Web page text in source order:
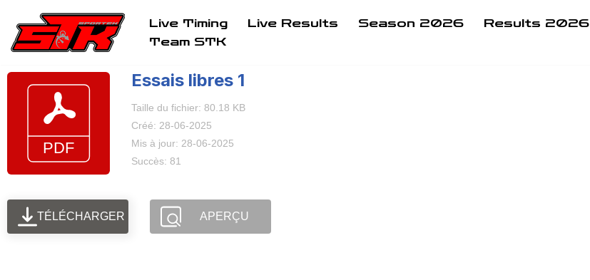
Aller
Live Timing Live Results Season 2026 Results 2026
Team STK
Essais libres 1
Taille du fichier: 80.18 KB
Créé: 28-06-2025
Mis à jour: 28-06-2025
Succès: 81
TÉLÉCHARGER APERÇU